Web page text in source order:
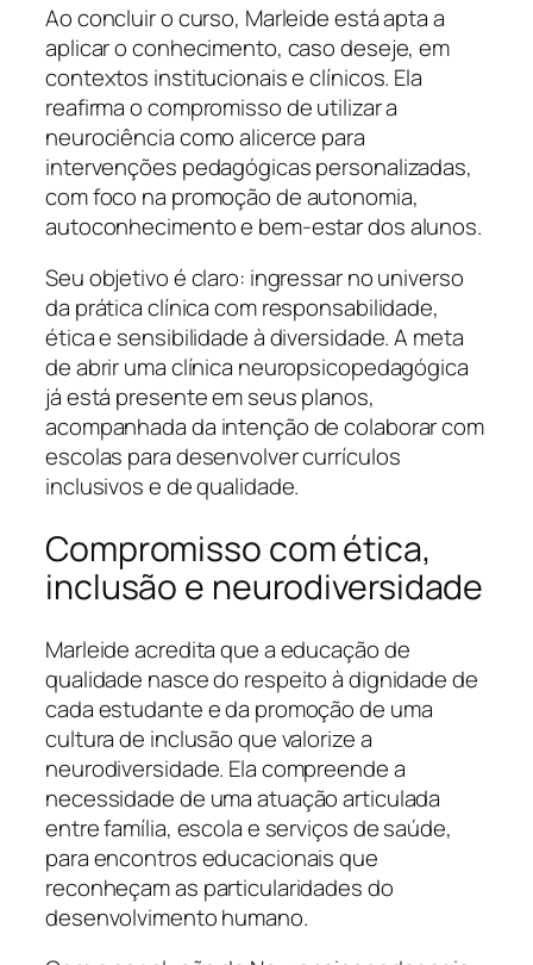
Ao concluir o curso, Marleide está apta a
aplicar o conhecimento, caso deseje, em
contextos institucionais e clínicos. Ela
reafirma o compromisso de utilizar a
neurociência como alicerce para
intervenções pedagógicas personalizadas,
com foco na promoção de autonomia,
autoconhecimento e bem-estar dos alunos.
Seu objetivo é claro: ingressar no universo
da prática clínica com responsabilidade,
ética e sensibilidade à diversidade. A meta
de abrir uma clínica neuropsicopedagógica
já está presente em seus planos,
acompanhada da intenção de colaborar com
escolas para desenvolver currículos
inclusivos e de qualidade.
Compromisso com ética,
inclusão e neurodiversidade
Marleide acredita que a educação de
qualidade nasce do respeito à dignidade de
cada estudante e da promoção de uma
cultura de inclusão que valorize a
neurodiversidade. Ela compreende a
necessidade de uma atuação articulada
entre família, escola e serviços de saúde,
para encontros educacionais que
reconheçam as particularidades do
desenvolvimento humano.